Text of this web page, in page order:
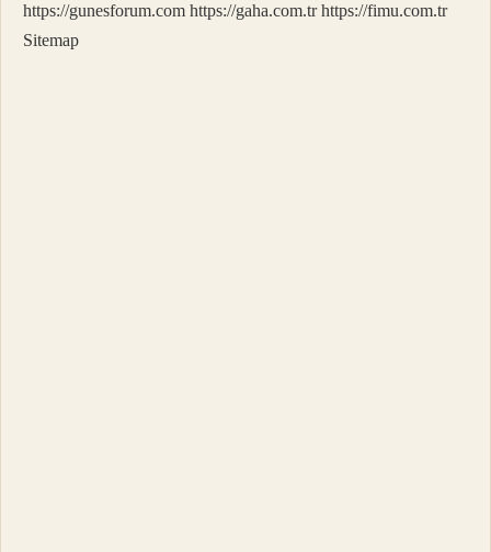
https://gunesforum.com https://gaha.com.tr https://fimu.com.tr
Sitemap